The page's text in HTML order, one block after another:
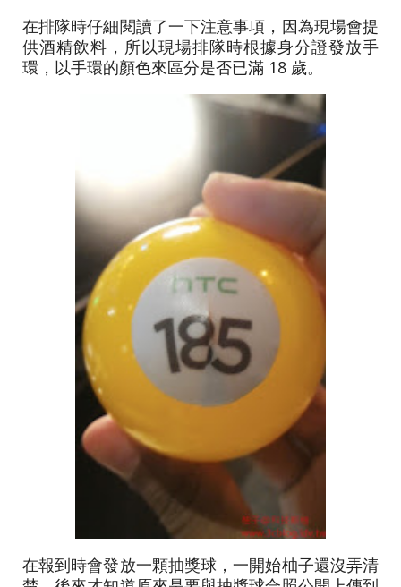
在排隊時仔細閱讀了一下注意事項，因為現場會提
供酒精飲料，所以現場排隊時根據身分證發放手
環，以手環的顏色來區分是否已滿 18 歲。
在報到時會發放一顆抽獎球，一開始柚子還沒弄清